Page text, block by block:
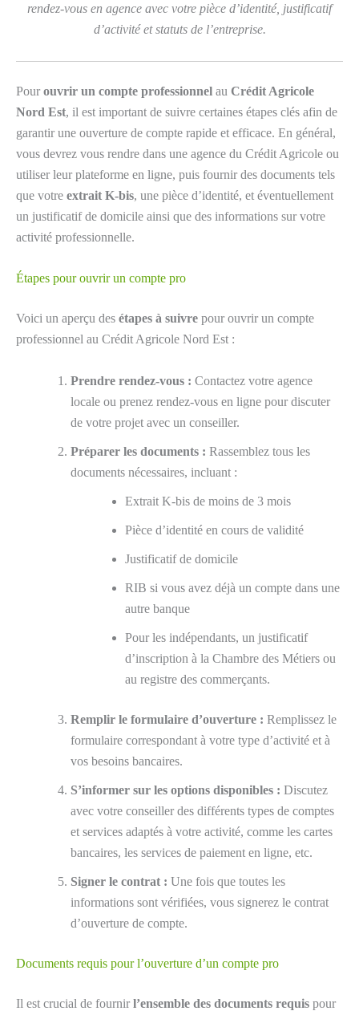
rendez-vous en agence avec votre pièce d’identité, justificatif
d’activité et statuts de l’entreprise.
Pour ouvrir un compte professionnel au Crédit Agricole
Nord Est, il est important de suivre certaines étapes clés afin de
garantir une ouverture de compte rapide et efficace. En général,
vous devrez vous rendre dans une agence du Crédit Agricole ou
utiliser leur plateforme en ligne, puis fournir des documents tels
que votre extrait K-bis, une pièce d’identité, et éventuellement
un justificatif de domicile ainsi que des informations sur votre
activité professionnelle.
Étapes pour ouvrir un compte pro
Voici un aperçu des étapes à suivre pour ouvrir un compte
professionnel au Crédit Agricole Nord Est :
Prendre rendez-vous : Contactez votre agence
locale ou prenez rendez-vous en ligne pour discuter
de votre projet avec un conseiller.
Préparer les documents : Rassemblez tous les
documents nécessaires, incluant :
Extrait K-bis de moins de 3 mois
Pièce d’identité en cours de validité
Justificatif de domicile
RIB si vous avez déjà un compte dans une
autre banque
Pour les indépendants, un justificatif
d’inscription à la Chambre des Métiers ou
au registre des commerçants.
Remplir le formulaire d’ouverture : Remplissez le
formulaire correspondant à votre type d’activité et à
vos besoins bancaires.
S’informer sur les options disponibles : Discutez
avec votre conseiller des différents types de comptes
et services adaptés à votre activité, comme les cartes
bancaires, les services de paiement en ligne, etc.
Signer le contrat : Une fois que toutes les
informations sont vérifiées, vous signerez le contrat
d’ouverture de compte.
Documents requis pour l’ouverture d’un compte pro
Il est crucial de fournir l’ensemble des documents requis pour